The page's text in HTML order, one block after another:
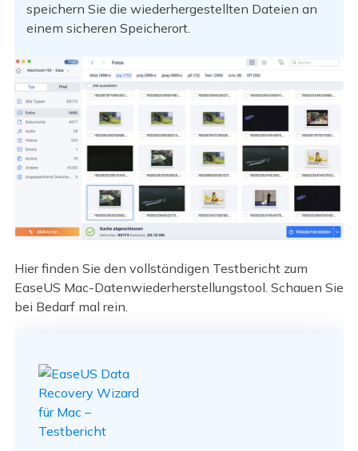
speichern Sie die wiederhergestellten Dateien an
einem sicheren Speicherort.
Hier finden Sie den vollständigen Testbericht zum
EaseUS Mac-Datenwiederherstellungstool. Schauen Sie
bei Bedarf mal rein.